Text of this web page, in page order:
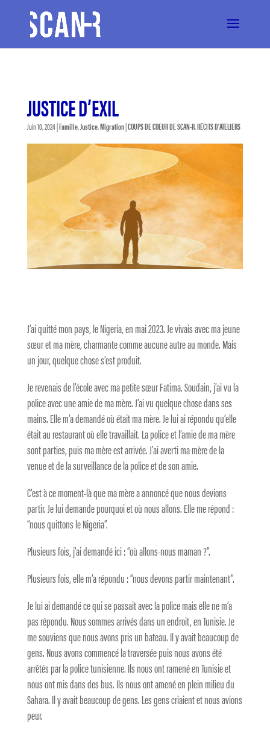
JUSTICE D’EXIL
Juin 10, 2024|Famille,Justice,Migration|COUPS DE COEUR DE SCAN-R,RÉCITS D'ATELIERS
J’ai quitté mon pays, le Nigeria, en mai 2023. Je vivais avec ma jeune
sœur et ma mère, charmante comme aucune autre au monde. Mais
un jour, quelque chose s’est produit.
Je revenais de l’école avec ma petite sœur Fatima. Soudain, j’ai vu la
police avec une amie de ma mère. J’ai vu quelque chose dans ses
mains. Elle m’a demandé où était ma mère. Je lui ai répondu qu’elle
était au restaurant où elle travaillait. La police et l’amie de ma mère
sont parties, puis ma mère est arrivée. J’ai averti ma mère de la
venue et de la surveillance de la police et de son amie.
C’est à ce moment-là que ma mère a annoncé que nous devions
partir. Je lui demande pourquoi et où nous allons. Elle me répond :
“nous quittons le Nigeria”.
Plusieurs fois, j’ai demandé ici : “où allons-nous maman ?”.
Plusieurs fois, elle m’a répondu : “nous devons partir maintenant”.
Je lui ai demandé ce qui se passait avec la police mais elle ne m’a
pas répondu. Nous sommes arrivés dans un endroit, en Tunisie. Je
me souviens que nous avons pris un bateau. Il y avait beaucoup de
gens. Nous avons commencé la traversée puis nous avons été
arrêtés par la police tunisienne. Ils nous ont ramené en Tunisie et
nous ont mis dans des bus. Ils nous ont amené en plein milieu du
Sahara. Il y avait beaucoup de gens. Les gens criaient et nous avions
peur.